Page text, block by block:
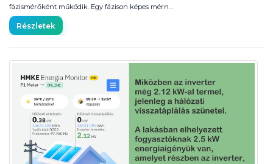
fázismérőként működik. Egy fázison képes mérn…
Részletek